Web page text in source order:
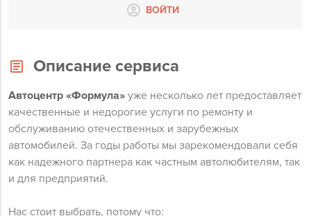
ВОЙТИ
Описание сервиса
Автоцентр «Формула» уже несколько лет предоставляет
качественные и недорогие услуги по ремонту и
обслуживанию отечественных и зарубежных
автомобилей. За годы работы мы зарекомендовали себя
как надежного партнера как частным автолюбителям, так
и для предприятий.
Нас стоит выбрать, потому что: